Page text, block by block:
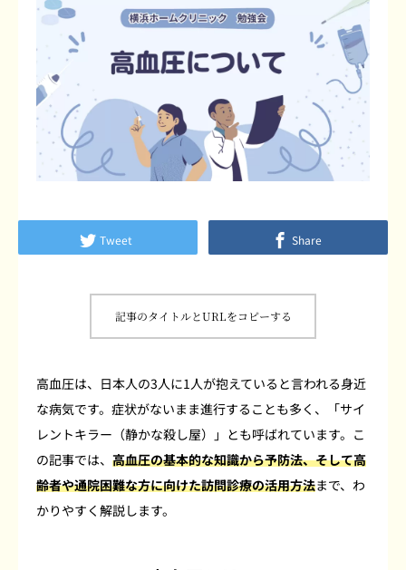
Tweet Share
記事のタイトルとURLをコピーする
高血圧は、日本人の3人に1人が抱えていると言われる身近
な病気です。症状がないまま進行することも多く、「サイ
レントキラー（静かな殺し屋）」とも呼ばれています。こ
の記事では、 高血圧の基本的な知識から予防法、そして高
齢者や通院困難な方に向けた訪問診療の活用方法まで、わ
かりやすく解説します。
訪問診療のご案内
患者様のご紹介
お申込み
お問合せ
患者さまの声